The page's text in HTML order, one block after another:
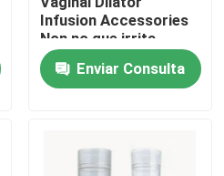
Infusion Accessories
Non no que irrita
Enviar Consulta